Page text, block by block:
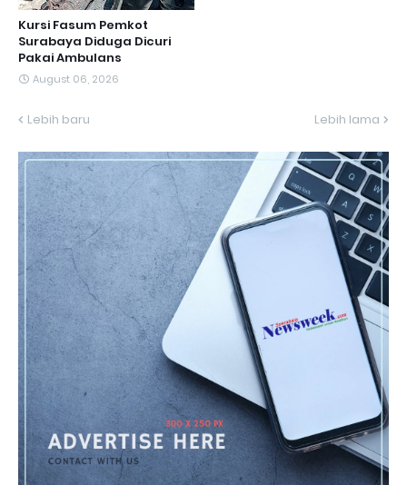
Kursi Fasum Pemkot
Surabaya Diduga Dicuri
Pakai Ambulans
August 06, 2026
Lebih baru Lebih lama